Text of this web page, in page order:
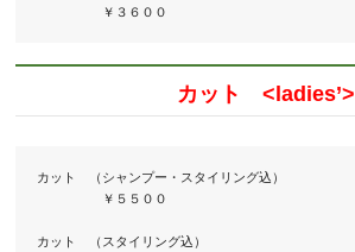
￥３６００
カット <ladies’>
カット　（シャンプー・スタイリング込）
￥５５００
カット　（スタイリング込）